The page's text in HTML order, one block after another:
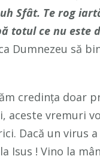
Sfât. Te rog
totul ce nu este
Dumnezeu să
credința
aceste vremuri
Dacă un virus
Isus ! Vino la